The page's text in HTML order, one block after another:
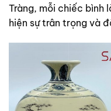
Tràng, mỗi chiếc bình
hiện sự trân trọng và